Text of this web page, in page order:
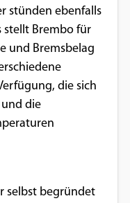
stünden ebenfalls
stellt Brembo für
und Bremsbelag
die sich
und die
selbst begründet